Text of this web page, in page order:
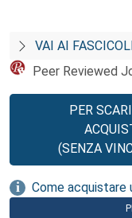
VAI AI
Peer Reviewed
PER
(SENZA
Come acquistare